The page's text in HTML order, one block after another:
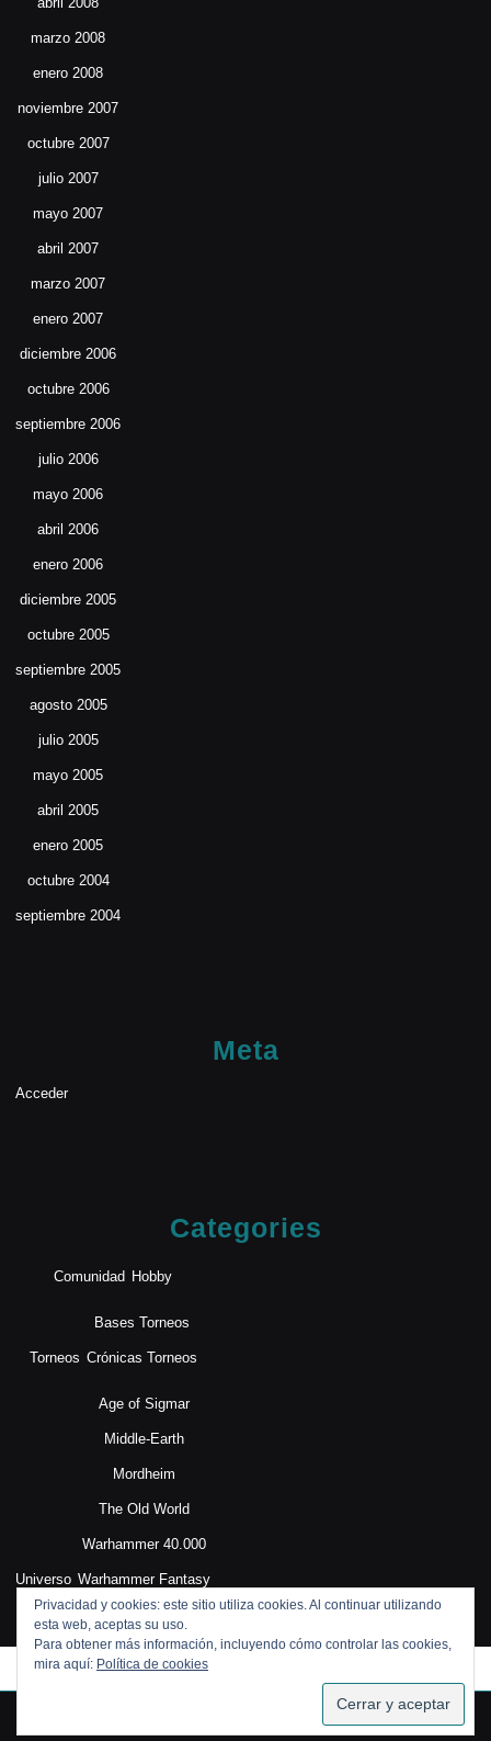
marzo 2008
enero 2008
noviembre 2007
octubre 2007
julio 2007
mayo 2007
abril 2007
marzo 2007
enero 2007
diciembre 2006
octubre 2006
septiembre 2006
julio 2006
mayo 2006
abril 2006
enero 2006
diciembre 2005
octubre 2005
septiembre 2005
agosto 2005
julio 2005
mayo 2005
abril 2005
enero 2005
octubre 2004
septiembre 2004
Meta
Acceder
Categories
Comunidad Hobby
Torneos
Bases Torneos
Crónicas Torneos
Universo
Age of Sigmar
Middle-Earth
Mordheim
The Old World
Warhammer 40.000
Warhammer Fantasy
By VWThemes
SUSCRIBIRSE
Privacidad y cookies: este sitio utiliza cookies. Al continuar utilizando
esta web, aceptas su uso.
Para obtener más información, incluyendo cómo controlar las cookies,
mira aquí: Política de cookies